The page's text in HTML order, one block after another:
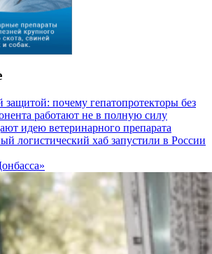
почему гепатопротекторы без
работают не в полную силу
идею ветеринарного препарата
логистический хаб запустили в России